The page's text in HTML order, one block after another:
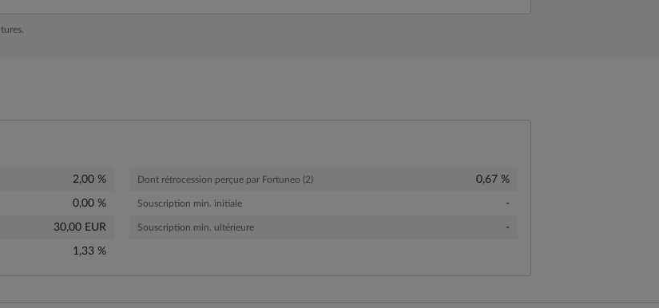
2,00 %
0,00 %
30,00 EUR
1,33 %
Dont rétrocession perçue par Fortuneo (2) 0,67 %
Souscription min. initiale -
Souscription min. ultérieure -